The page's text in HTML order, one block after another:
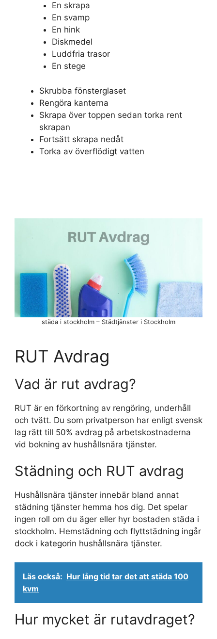
En skrapa
En svamp
En hink
Diskmedel
Luddfria trasor
En stege
Skrubba fönsterglaset
Rengöra kanterna
Skrapa över toppen sedan torka rent
skrapan
Fortsätt skrapa nedåt
Torka av överflödigt vatten
RUT Avdrag
Vad är rut avdrag?
RUT är en förkortning av rengöring, underhåll
och tvätt. Du som privatperson har enligt svensk
lag rätt till 50% avdrag på arbetskostnaderna
vid bokning av hushållsnära tjänster.
Städning och RUT avdrag
Hushållsnära tjänster innebär bland annat
städning tjänster hemma hos dig. Det spelar
ingen roll om du äger eller hyr bostaden städa i
stockholm. Hemstädning och flyttstädning ingår
dock i kategorin hushållsnära tjänster.
Läs också: Hur lång tid tar det att städa 100
kvm
Hur mycket är rutavdraget?
städa i stockholm – Städtjänster i Stockholm